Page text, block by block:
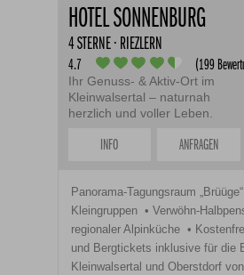
HOTEL SONNENBURG
4 STERNE · RIEZLERN
4.7 (199
Ihr Genuss- & Aktiv-Ort im
Kleinwalsertal – naturnah
herzlich und voller Leben.
INFO ANFRAGEN
Panorama-Tagungsraum
Kleingruppen
Verwöhn-
regionaler Alpinküche
und Bergtickets inklusive für die
Kleinwalsertal und Oberstdorf